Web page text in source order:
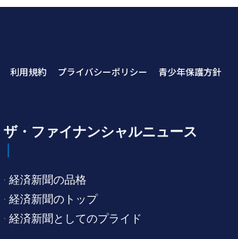
利用規約 プライバシーポリシー 青少年保護方針
ザ・ファイナンシャルニュース
· 経済新聞の品格
· 経済新聞のトップ
· 経済新聞としてのプライド